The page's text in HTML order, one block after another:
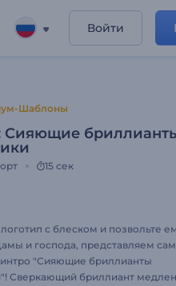
Войти
Шаблоны
Сияющие
15 сек
с блеском и позвольте
и господа, представляем
"Сияющие бриллианты
Сверкающий бриллиант